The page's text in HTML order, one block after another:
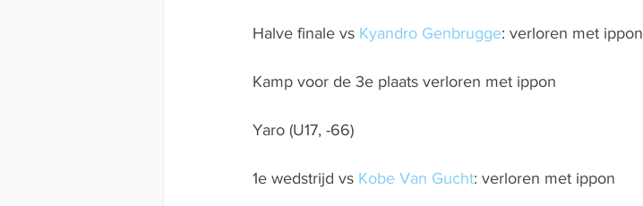
Halve finale vs Kyandro Genbrugge: verloren met ippon
Kamp voor de 3e plaats verloren met ippon
Yaro (U17, -66)
1e wedstrijd vs Kobe Van Gucht: verloren met ippon